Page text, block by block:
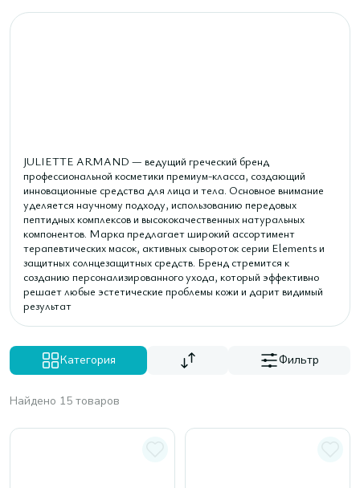
JULIETTE ARMAND — ведущий греческий бренд
профессиональной косметики премиум-класса, создающий
инновационные средства для лица и тела. Основное внимание
уделяется научному подходу, использованию передовых
пептидных комплексов и высококачественных натуральных
компонентов. Марка предлагает широкий ассортимент
терапевтических масок, активных сывороток серии Elements и
защитных солнцезащитных средств. Бренд стремится к
созданию персонализированного ухода, который эффективно
решает любые эстетические проблемы кожи и дарит видимый
результат
Категория Фильтр
Найдено 15 товаров